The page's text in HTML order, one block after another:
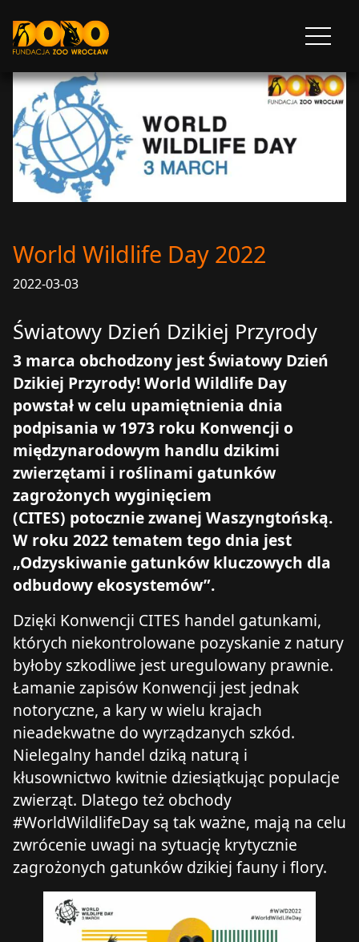
Otwórz
World Wildlife Day 2022
2022-03-03
Światowy Dzień Dzikiej Przyrody
3 marca obchodzony jest Światowy Dzień
Dzikiej Przyrody! World Wildlife Day
powstał w celu upamiętnienia dnia
podpisania w 1973 roku Konwencji o
międzynarodowym handlu dzikimi
zwierzętami i roślinami gatunków
zagrożonych wyginięciem
(CITES) potocznie zwanej Waszyngtońską.
W roku 2022 tematem tego dnia jest
„Odzyskiwanie gatunków kluczowych dla
odbudowy ekosystemów”.
Dzięki Konwencji CITES handel gatunkami,
których niekontrolowane pozyskanie z natury
byłoby szkodliwe jest uregulowany prawnie.
Łamanie zapisów Konwencji jest jednak
notoryczne, a kary w wielu krajach
nieadekwatne do wyrządzanych szkód.
Nielegalny handel dziką naturą i
kłusownictwo kwitnie dziesiątkując populacje
zwierząt. Dlatego też obchody
#WorldWildlifeDay są tak ważne, mają na celu
zwrócenie uwagi na sytuację krytycznie
zagrożonych gatunków dzikiej fauny i flory.